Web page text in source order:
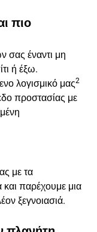
πιο
σας έναντι μη
ή έξω.
λογισμικό μας2
προστασίας με
με τα
και παρέχουμε μια
ξεγνοιασιά.